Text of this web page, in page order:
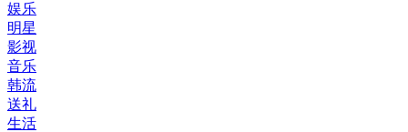
娱乐
明星
影视
音乐
韩流
送礼
生活